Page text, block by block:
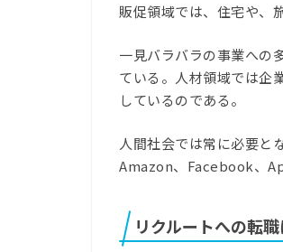
販促領域では、住宅や、
一見バラバラの事業への
ている。人材領域では企
しているのである。
人間社会では常に必要と
Amazon、Facebook、
リクルートへの転